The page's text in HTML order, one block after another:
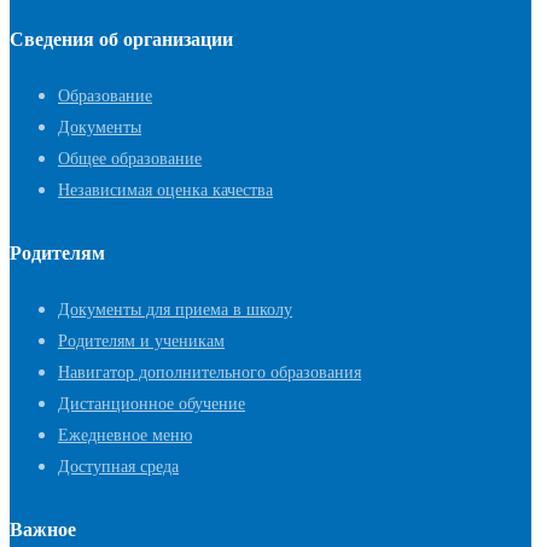
Сведения об организации
Образование
Документы
Общее образование
Независимая оценка качества
Родителям
Документы для приема в школу
Родителям и ученикам
Навигатор дополнительного образования
Дистанционное обучение
Ежедневное меню
Доступная среда
Важное